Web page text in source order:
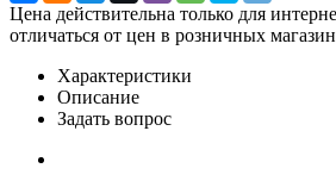
Цена действительна только для
отличаться от цен в розничных
Характеристики
Описание
Задать вопрос